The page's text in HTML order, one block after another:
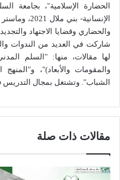
لتحميل البحث
الحضارة الإسلامية"، بجامعة
الإنسانية-
شاركت في العديد من الندوات
لها مقالات، منها: "السلم
والمقومات والأبعاد)"،
الشباب". وتشتغل بمجال التدريس
مقالات ذات صلة